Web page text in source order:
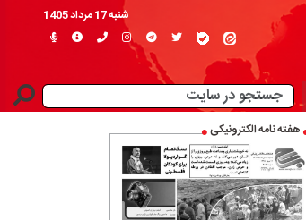
شنبه 17 مرداد 1405
هفته نامه الکترونیکی